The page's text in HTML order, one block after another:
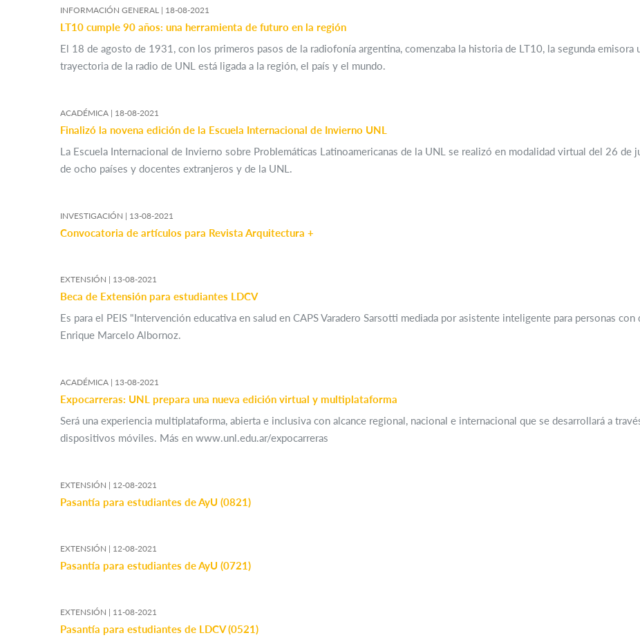
INFORMACIÓN GENERAL | 18-08-2021
LT10 cumple 90 años: una herramienta de futuro en la región
El 18 de agosto de 1931, con los primeros pasos de la radiofonía argentina, comenzaba la historia de LT10, la segunda
trayectoria de la radio de UNL está ligada a la región, el país y el mundo.
ACADÉMICA | 18-08-2021
Finalizó la novena edición de la Escuela Internacional de Invierno UNL
La Escuela Internacional de Invierno sobre Problemáticas Latinoamericanas de la UNL se realizó en modalidad virtual del 26
de ocho países y docentes extranjeros y de la UNL.
INVESTIGACIÓN | 13-08-2021
Convocatoria de artículos para Revista Arquitectura +
EXTENSIÓN | 13-08-2021
Beca de Extensión para estudiantes LDCV
Es para el PEIS "Intervención educativa en salud en CAPS Varadero Sarsotti mediada por asistente inteligente para personas
Enrique Marcelo Albornoz.
ACADÉMICA | 13-08-2021
Expocarreras: UNL prepara una nueva edición virtual y multiplataforma
Será una experiencia multiplataforma, abierta e inclusiva con alcance regional, nacional e internacional que se desarrollará a
dispositivos móviles. Más en www.unl.edu.ar/expocarreras
EXTENSIÓN | 12-08-2021
Pasantía para estudiantes de AyU (0821)
EXTENSIÓN | 12-08-2021
Pasantía para estudiantes de AyU (0721)
EXTENSIÓN | 11-08-2021
Pasantía para estudiantes de LDCV (0521)